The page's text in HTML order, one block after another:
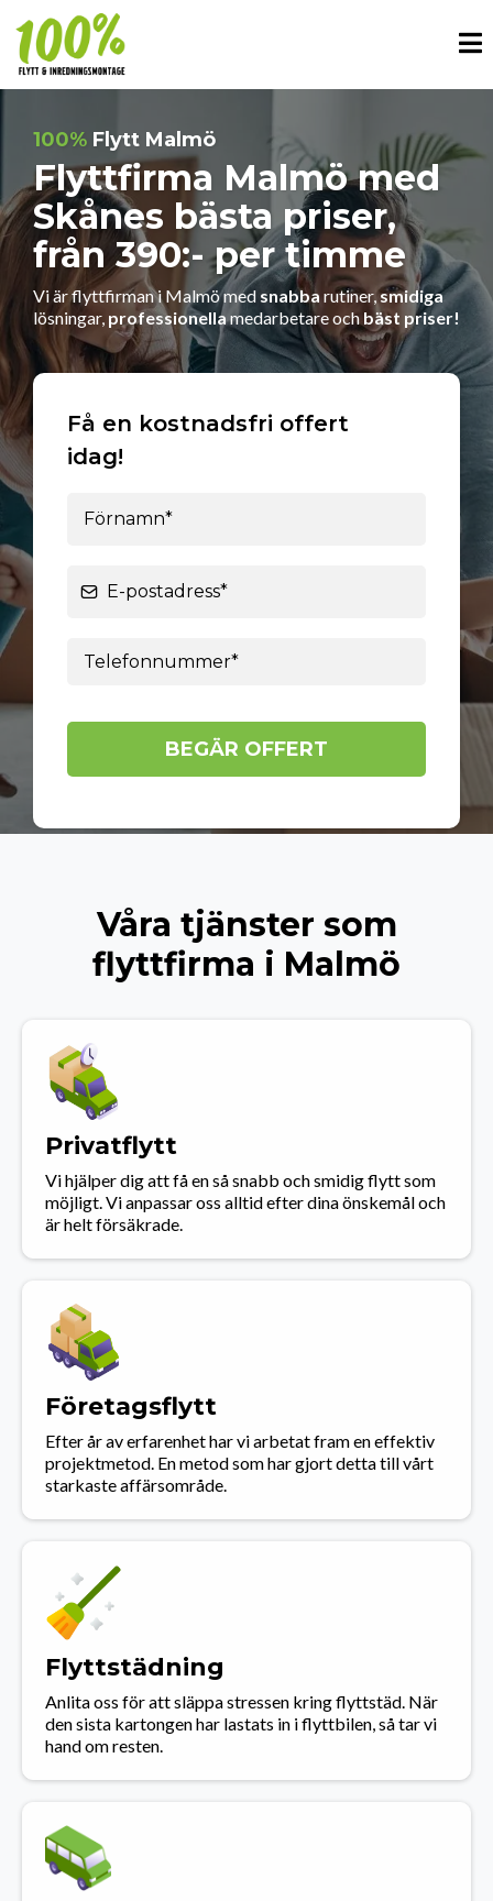
100% Flytt Malmö
Flyttfirma Malmö med
Skånes bästa priser,
från 390:- per timme
Vi är flyttfirman i Malmö med snabba rutiner,smidiga
lösningar, professionellamedarbetare och bäst priser!
Få en kostnadsfri offert
idag!
BEGÄR OFFERT
Våra tjänster som
flyttfirma i Malmö
Privatflytt
Vi hjälper dig att få en så snabb och smidig flytt som
möjligt. Vi anpassar oss alltid efter dina önskemål och
är helt försäkrade.
Företagsflytt
Efter år av erfarenhet har vi arbetat fram en effektiv
projektmetod. En metod som har gjort detta till vårt
starkaste affärsområde.
Flyttstädning
Anlita oss för att släppa stressen kring flyttstäd. När
den sista kartongen har lastats in i flyttbilen, så tar vi
hand om resten.